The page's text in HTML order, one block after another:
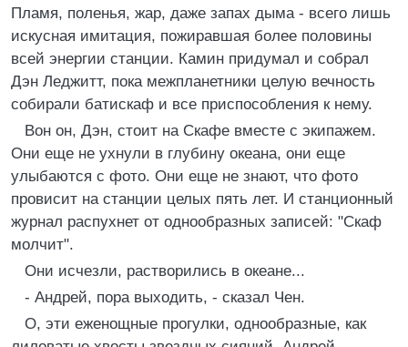
Пламя, поленья, жар, даже запах дыма - всего лишь
искусная имитация, пожиравшая более половины
всей энергии станции. Камин придумал и собрал
Дэн Леджитт, пока межпланетники целую вечность
собирали батискаф и все приспособления к нему.
Вон он, Дэн, стоит на Скафе вместе с экипажем.
Они еще не ухнули в глубину океана, они еще
улыбаются с фото. Они еще не знают, что фото
провисит на станции целых пять лет. И станционный
журнал распухнет от однообразных записей: "Скаф
молчит".
Они исчезли, растворились в океане...
- Андрей, пора выходить, - сказал Чен.
О, эти еженощные прогулки, однообразные, как